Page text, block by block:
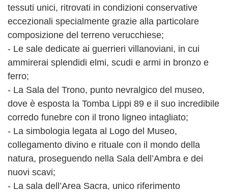
tessuti unici, ritrovati in condizioni conservative
eccezionali specialmente grazie alla particolare
composizione del terreno verucchiese;
- Le sale dedicate ai guerrieri villanoviani, in cui
ammirerai splendidi elmi, scudi e armi in bronzo e
ferro;
- La Sala del Trono, punto nevralgico del museo,
dove è esposta la Tomba Lippi 89 e il suo incredibile
corredo funebre con il trono ligneo intagliato;
- La simbologia legata al Logo del Museo,
collegamento divino e rituale con il mondo della
natura, proseguendo nella Sala dell’Ambra e dei
nuovi scavi;
- La sala dell’Area Sacra, unico riferimento